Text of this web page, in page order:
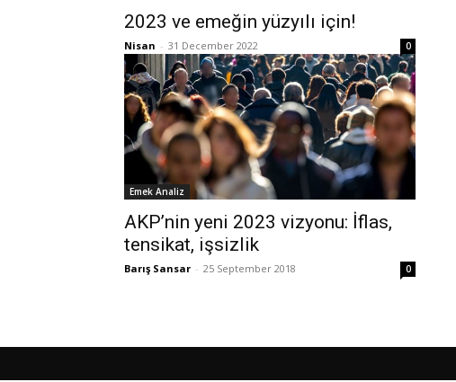
2023 ve emeğin yüzyılı için!
Nisan - 31 December 2022 0
Emek Analiz
AKP’nin yeni 2023 vizyonu: İflas,
tensikat, işsizlik
Barış Sansar - 25 September 2018 0